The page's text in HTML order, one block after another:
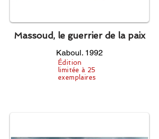
Massoud, le guerrier de la paix
Kaboul. 1992
Édition
limitée à 25
exemplaires